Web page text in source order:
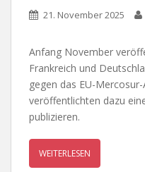
21. November 2025
Anfang November
Frankreich und
gegen das EU-
veröffentlichten dazu
publizieren.
WEITERLESEN